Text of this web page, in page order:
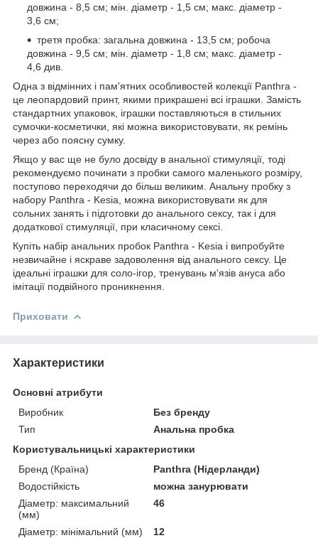
довжина - 8,5 см; мін. діаметр - 1,5 см; макс. діаметр -
3,6 см;
третя пробка: загальна довжина - 13,5 см; робоча
довжина - 9,5 см; мін. діаметр - 1,8 см; макс. діаметр -
4,6 див.
Одна з відмінних і пам'ятних особливостей колекції Panthra -
це леопардовий принт, якими прикрашені всі іграшки. Замість
стандартних упаковок, іграшки поставляються в стильних
сумочки-косметички, які можна використовувати, як ремінь
через або поясну сумку.
Якщо у вас ще не було досвіду в анальної стимуляції, тоді
рекомендуємо починати з пробки самого маленького розміру,
поступово переходячи до більш великим. Анальну пробку з
набору Panthra - Kesia, можна використовувати як для
сольних занять і підготовки до анального сексу, так і для
додаткової стимуляції, при класичному сексі.
Купіть набір анальних пробок Panthra - Kesia і випробуйте
незвичайне і яскраве задоволення від анального сексу. Це
ідеальні іграшки для соло-ігор, тренувань м'язів ануса або
імітації подвійного проникнення.
Приховати
Характеристики
Основні атрибути
Виробник
Без бренду
Тип
Анальна пробка
Користувальницькі характеристики
Бренд (Країна)
Panthra (Нідерланди)
Водостійкість
можна занурювати
Діаметр: максимальний
(мм)
46
Діаметр: мінімальний (мм)
12